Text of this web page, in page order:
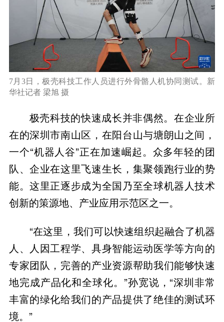
7月3日，极壳科技工作人员进行外骨骼人机协同测试。新
华社记者 梁旭 摄
极壳科技的快速成长并非偶然。在企业所
在的深圳市南山区，在阳台山与塘朗山之间，
一个“机器人谷”正在加速崛起。众多年轻的团
队、企业在这里飞速生长，集聚领跑行业的势
能。这里正逐步成为全国乃至全球机器人技术
创新的策源地、产业应用示范区之一。
“在这里，我们可以快速组织起融合了机器
人、人因工程学、具身智能运动医学等方向的
专家团队，完善的产业资源帮助我们能够快速
地完成产品化和全球化。”孙宽说，“深圳非常
丰富的绿化给我们的产品提供了绝佳的测试环
境。”